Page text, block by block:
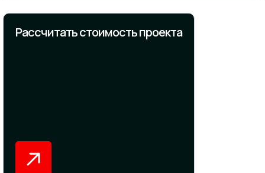
Рассчитать стоимость проекта